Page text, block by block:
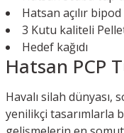
Hatsan açılır bipod
3 Kutu kaliteli
Hedef kağıdı
Hatsan PCP
Havalı silah dünyası,
yenilikçi tasarımlarla